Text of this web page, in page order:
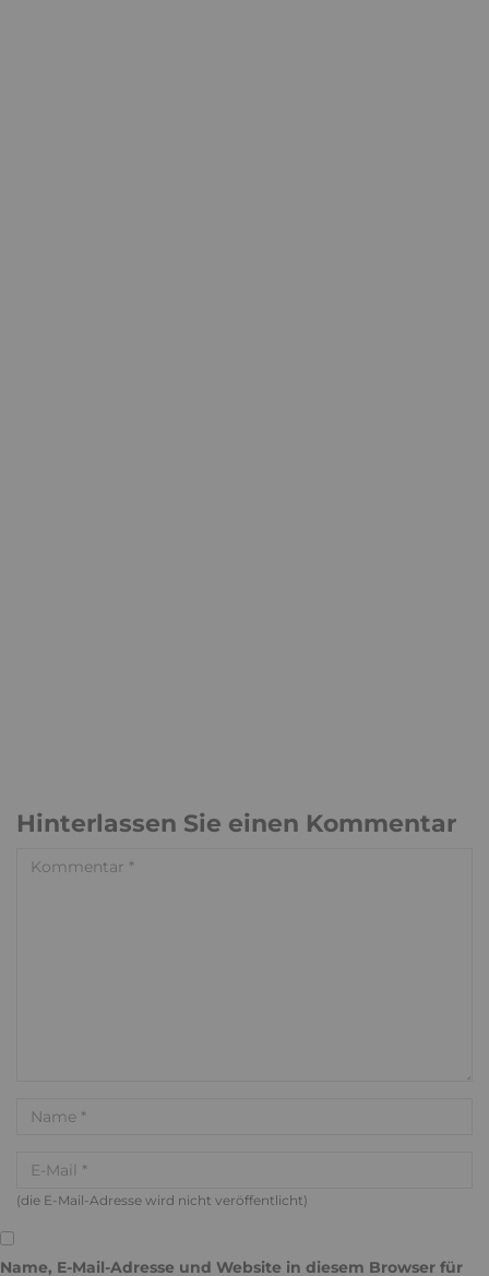
Hinterlassen Sie einen Kommentar
(die E-Mail-Adresse wird nicht veröffentlicht)
Name, E-Mail-Adresse und Website in diesem Browser für